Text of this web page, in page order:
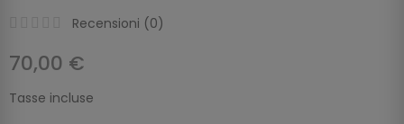
Recensioni (0)
70,00 €
Tasse incluse